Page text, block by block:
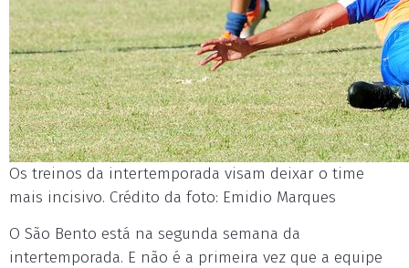
Os treinos da intertemporada visam deixar o time
mais incisivo. Crédito da foto: Emidio Marques
O São Bento está na segunda semana da
intertemporada. E não é a primeira vez que a equipe